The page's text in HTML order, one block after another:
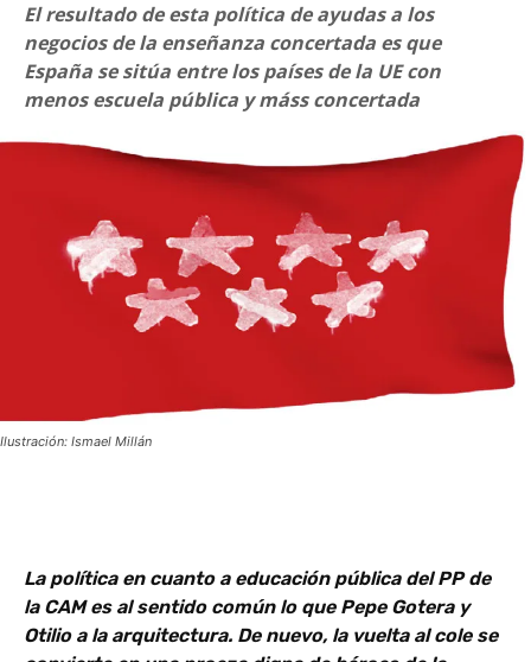
El resultado de esta política de ayudas a los
negocios de la enseñanza concertada es que
España se sitúa entre los países de la UE con
menos escuela pública y máss concertada
Ilustración: Ismael Millán
La política en cuanto a educación pública del PP de
la CAM es al sentido común lo que Pepe Gotera y
Otilio a la arquitectura. De nuevo, la vuelta al cole se